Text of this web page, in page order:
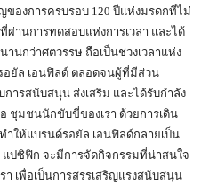
องการครบรอบ 120 ปีแห่งมรดกที่ไม่
านการทดสอบแห่งการเวลา และได้
นกว่าศตวรรษ ถือเป็นช่วงเวลาแห่ง
ยัล เอนฟิลด์ ตลอดจนผู้ที่มีส่วน
ารสนับสนุน ส่งเสริม และได้รับกำลัง
ชุมชนนักขับขี่ของเรา ด้วยการเดิน
ให้แบรนด์รอยัล เอนฟิลด์กลายเป็น
ปซิฟิก จะมีการจัดกิจกรรมที่น่าสนใจ
เพื่อเป็นการสรรเสริญแรงสนับสนุน